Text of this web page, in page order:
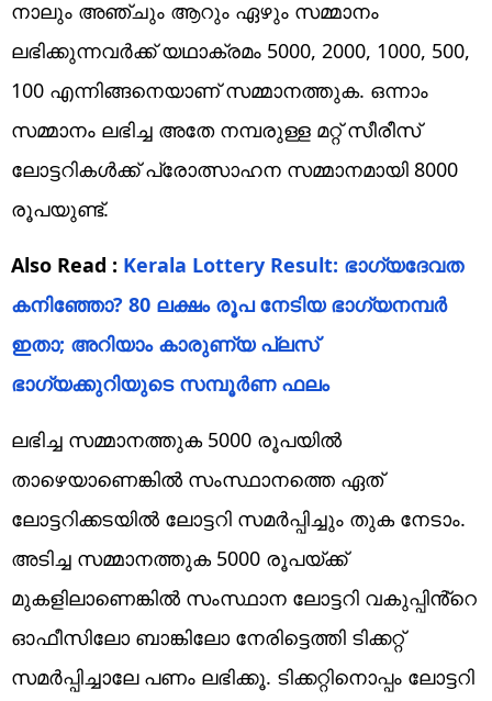
നാലും അഞ്ചും ആറും ഏഴും സമ്മാനം
ലഭിക്കുന്നവർക്ക് യഥാക്രമം 5000, 2000, 1000, 500,
100 എന്നിങ്ങനെയാണ് സമ്മാനത്തുക. ഒന്നാം
സമ്മാനം ലഭിച്ച അതേ നമ്പരുള്ള മറ്റ് സീരീസ്
ലോട്ടറികൾക്ക് പ്രോത്സാഹന സമ്മാനമായി 8000
രൂപയുണ്ട്.
Also Read : Kerala Lottery Result: ഭാഗ്യദേവത
കനിഞ്ഞോ? 80 ലക്ഷം രൂപ നേടിയ ഭാഗ്യനമ്പർ
ഇതാ; അറിയാം കാരുണ്യ പ്ലസ്
ഭാഗ്യക്കുറിയുടെ സമ്പൂര്‍ണ ഫലം
ലഭിച്ച സമ്മാനത്തുക 5000 രൂപയിൽ
താഴെയാണെങ്കിൽ സംസ്ഥാനത്തെ ഏത്
ലോട്ടറിക്കടയിൽ ലോട്ടറി സമർപ്പിച്ചും തുക നേടാം.
അടിച്ച സമ്മാനത്തുക 5000 രൂപയ്ക്ക്
മുകളിലാണെങ്കിൽ സംസ്ഥാന ലോട്ടറി വകുപ്പിൻ്റെ
ഓഫീസിലോ ബാങ്കിലോ നേരിട്ടെത്തി ടിക്കറ്റ്
സമർപ്പിച്ചാലേ പണം ലഭിക്കൂ. ടിക്കറ്റിനൊപ്പം ലോട്ടറി